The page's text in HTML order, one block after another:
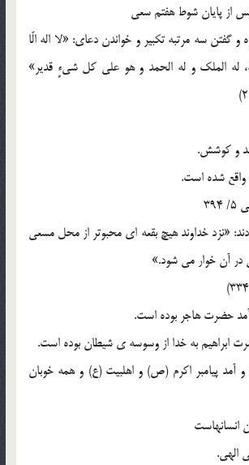
و گفتن سه مرتبه تکبیر و خواندن دعای: «لا اله الّا
له الملک و له الحمد و هو علی کل شیءٍ قدیر»
و کوشش.
واقع شده است.
«نزد خداوند هیچ بقعه ای محبوتر از محل مسعی
در آن خوار می شود.»
پیامبر اکرم (ص) و اهلبیت (ع) و همه خوبان